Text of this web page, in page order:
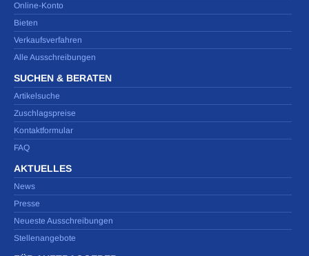
Online-Konto
Bieten
Verkaufsverfahren
Alle Ausschreibungen
SUCHEN & BERATEN
Artikelsuche
Zuschlagspreise
Kontaktformular
FAQ
AKTUELLES
News
Presse
Neueste Ausschreibungen
Stellenangebote